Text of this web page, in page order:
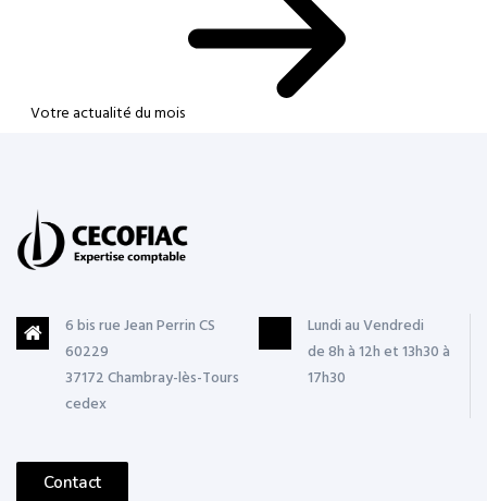
Votre actualité du mois
6 bis rue Jean Perrin CS
60229
37172 Chambray-lès-Tours
cedex
Lundi au Vendredi
de 8h à 12h et 13h30 à
17h30
Contact